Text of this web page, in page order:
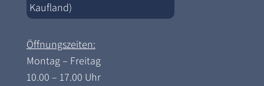
Kaufland)
Öffnungszeiten:
Montag – Freitag
10.00 – 17.00 Uhr